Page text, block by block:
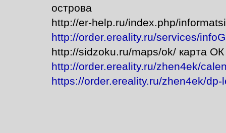
острова
http://er-help.ru/index.php/
http://order.ereality.ru/services/
http://sidzoku.ru/maps/ok/ карта ОК
http://order.ereality.ru/zhen4ek/
https://order.ereality.ru/zhen4ek/dp-